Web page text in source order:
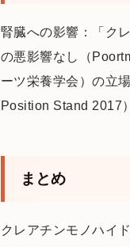
腎臓への影響：「ク
の悪影響なし（
ーツ栄養学会）の立
Position Stand 2017
まとめ
クレアチンモノハイ